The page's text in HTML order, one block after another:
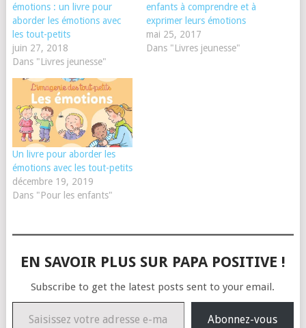
émotions : un livre pour
aborder les émotions avec
les tout-petits
juin 27, 2018
Dans "Livres jeunesse"
enfants à comprendre et à
exprimer leurs émotions
mai 25, 2017
Dans "Livres jeunesse"
Un livre pour aborder les
émotions avec les tout-petits
décembre 19, 2019
Dans "Pour les enfants"
EN SAVOIR PLUS SUR PAPA POSITIVE !
Subscribe to get the latest posts sent to your email.
Saisissez votre adresse e-mail…
Abonnez-vous